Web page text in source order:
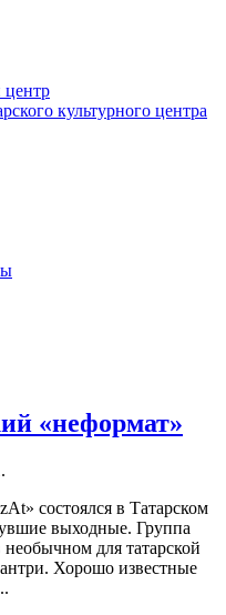
центр
культурного центра
«неформат»
.
состоялся в Татарском
выходные. Группа
необычном для татарской
Хорошо известные